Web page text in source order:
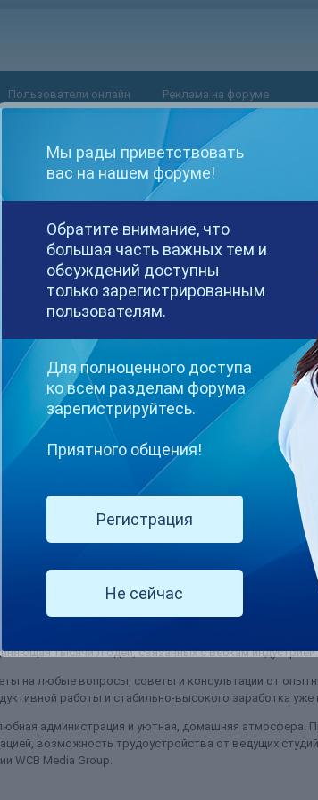
Пользователи онлайн Реклама на форуме
chaturbate'.
обслуживание к WCB
того, чтобы дать информацию о том, как
от аккаунта. 3. Email (на который зарегистрирован ак...
как перенести аккаунт
тысячи людей, связанных с Вебкам индустрией.
на любые вопросы, советы и консультации от
работы и стабильно-высокого заработка уже
администрация и уютная, домашняя атмосфера.
возможность трудоустройства от ведущих
WCB Media Group.
Мы рады приветствовать
вас на нашем форуме!
Обратите внимание, что
большая часть важных тем и
обсуждений доступны
только зарегистрированным
пользователям.
Для полноценного доступа
ко всем разделам форума
зарегистрируйтесь.
Приятного общения!
Регистрация
Не сейчас